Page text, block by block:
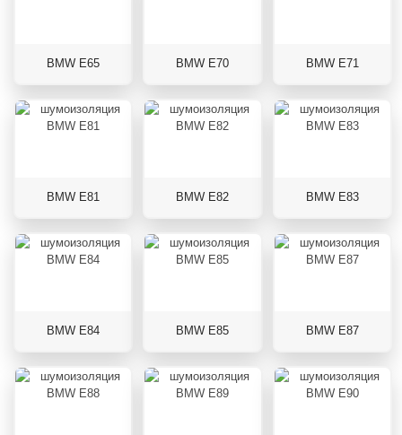
BMW E65 BMW E70 BMW E71
BMW E81 BMW E82 BMW E83
BMW E84 BMW E85 BMW E87